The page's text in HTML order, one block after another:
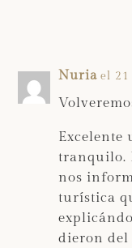
Nuria el 21
Excelente
tranquilo.
nos
turística
dieron del